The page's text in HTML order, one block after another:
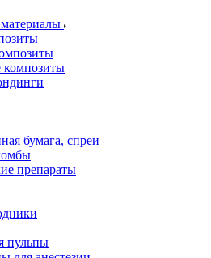
композиты
бумага, спреи
препараты
пульпы